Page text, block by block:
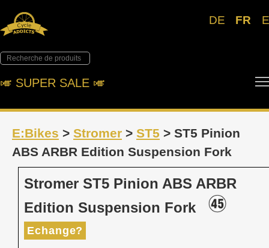
DE FR
🎺︎ SUPER SALE 🎺︎
E:Bikes > Stromer > ST5 > ST5 Pinion
ABS ARBR Edition Suspension Fork
Stromer ST5 Pinion ABS ARBR
Edition Suspension Fork
Echange?